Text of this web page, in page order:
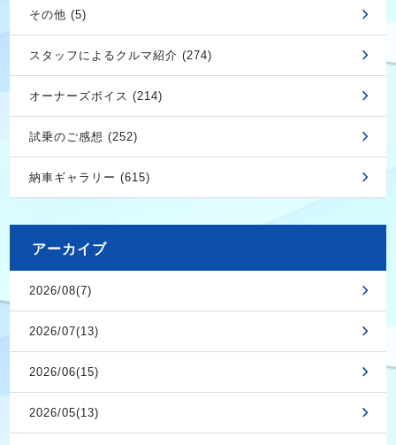
その他 (5)
スタッフによるクルマ紹介 (274)
オーナーズボイス (214)
試乗のご感想 (252)
納車ギャラリー (615)
アーカイブ
2026/08(7)
2026/07(13)
2026/06(15)
2026/05(13)